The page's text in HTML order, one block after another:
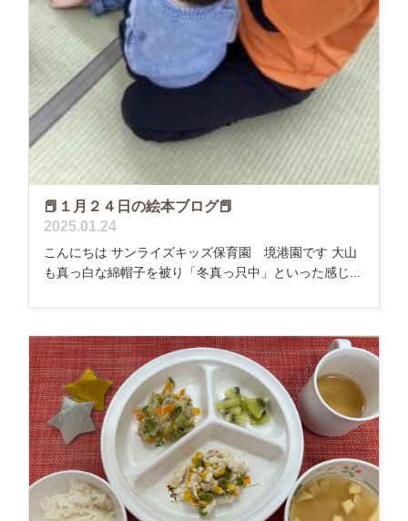
📕１月２４日の絵本ブログ📕
2025.01.24
こんにちは サンライズキッズ保育園 境港園です 大山
も真っ白な綿帽子を被り「冬真っ只中」といった感じ...